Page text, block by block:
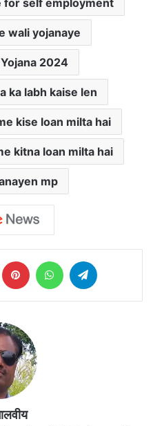
for self employment
wali yojanaye
2024
ka labh kaise len
kise loan milta hai
kitna loan milta hai
mp
LinkedIn PinterestWhatsApp